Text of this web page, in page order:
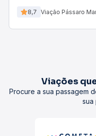
8,7 Viação Pássaro
Viações
Procure a sua passagem
sua